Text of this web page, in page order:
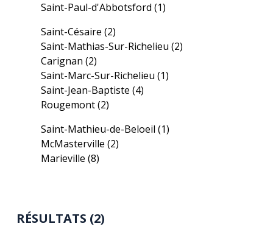
Saint-Paul-d'Abbotsford(1)
Saint-Césaire(2)
Saint-Mathias-Sur-Richelieu(2)
Carignan(2)
Saint-Marc-Sur-Richelieu(1)
Saint-Jean-Baptiste(4)
Rougemont(2)
Saint-Mathieu-de-Beloeil(1)
McMasterville(2)
Marieville(8)
RÉSULTATS (2)